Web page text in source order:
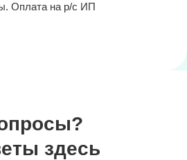
Оплата на р/с ИП
здесь